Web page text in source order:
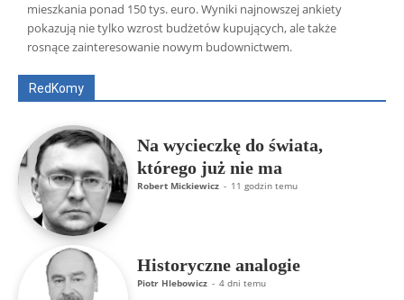
mieszkania ponad 150 tys. euro. Wyniki najnowszej ankiety
pokazują nie tylko wzrost budżetów kupujących, ale także
rosnące zainteresowanie nowym budownictwem.
RedKomy
Wszyscy Aleksander Borowik
Antoni Radczenko
Artur Płokszto
Grzegorz Górny
ks. Jarosław Wąsowicz SDB
Na wycieczkę do świata,
którego już nie ma
Robert Mickiewicz - 11 godzin temu
Historyczne analogie
Piotr Hlebowicz - 4 dni temu